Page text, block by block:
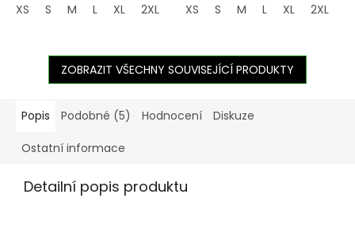
XS
S M L XL 2XL 3XL 4XL
XS
S M L XL 2XL
ZOBRAZIT VŠECHNY SOUVISEJÍCÍ PRODUKTY
Popis Podobné (5) Hodnocení Diskuze
Ostatní informace
Detailní popis produktu